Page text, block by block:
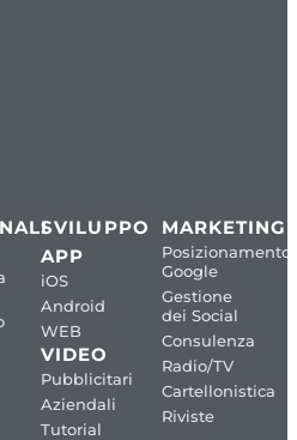
SVILUPPO
APP
iOS
Android
WEB
VIDEO
Pubblicitari
Aziendali
Tutorial
MARKETING
Posizionamento
Google
Gestione
dei Social
Consulenza
Radio/TV
Cartellonistica
Riviste